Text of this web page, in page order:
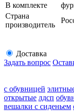
В комплекте
Страна
производитель
Доставка
Задать вопрос
с обувницей
открытые лдсп
вешалки с сиденьем